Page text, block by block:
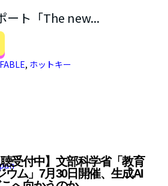
ート「The new...
FABLE, ホットキー
受付中】文部科学省「教育
ウム」7月30日開催、生成AI